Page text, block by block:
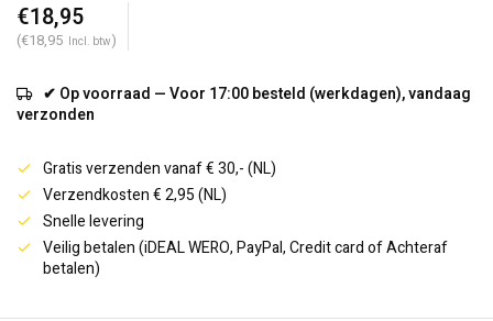
€18,95
(€18,95 Incl. btw)
✔ Op voorraad — Voor 17:00 besteld (werkdagen), vandaag
verzonden
Gratis verzenden vanaf € 30,- (NL)
Verzendkosten € 2,95 (NL)
Snelle levering
Veilig betalen (iDEAL WERO, PayPal, Credit card of Achteraf
betalen)